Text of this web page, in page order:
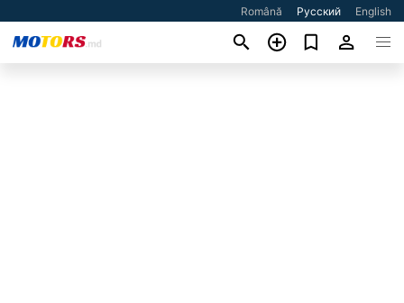
Română Русский English